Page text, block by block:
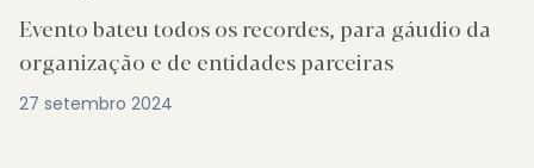
Evento bateu todos os recordes, para gáudio da
organização e de entidades parceiras
27 setembro 2024